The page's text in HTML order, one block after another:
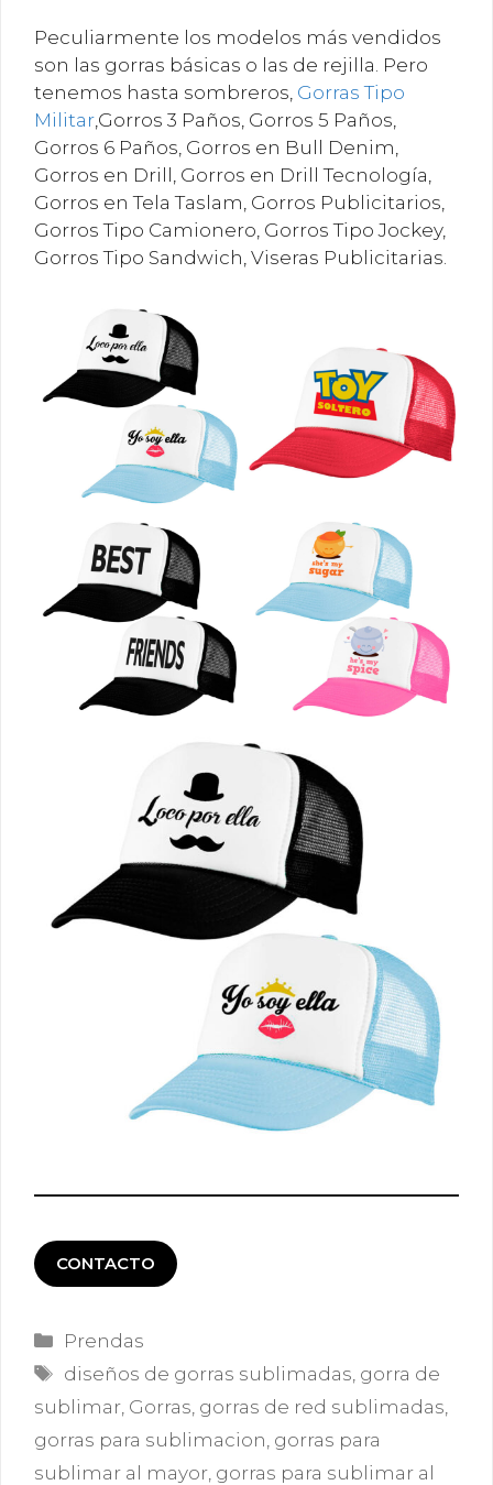
Peculiarmente los modelos más vendidos
son las gorras básicas o las de rejilla. Pero
tenemos hasta sombreros, Gorras Tipo
Militar,Gorros 3 Paños, Gorros 5 Paños,
Gorros 6 Paños, Gorros en Bull Denim,
Gorros en Drill, Gorros en Drill Tecnología,
Gorros en Tela Taslam, Gorros Publicitarios,
Gorros Tipo Camionero, Gorros Tipo Jockey,
Gorros Tipo Sandwich, Viseras Publicitarias.
CONTACTO
Categorías
Prendas
Etiquetas
diseños de gorras sublimadas gorra de
sublimar Gorras gorras de red sublimadas
gorras para sublimacion gorras para
sublimar al mayor gorras para sublimar al